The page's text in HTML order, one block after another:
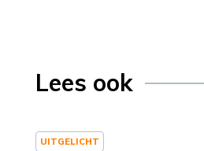
Lees ook
UITGELICHT